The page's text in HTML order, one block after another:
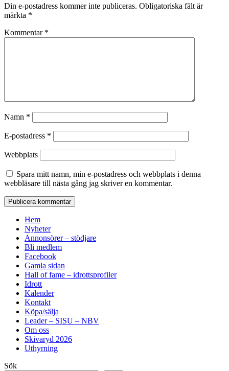
Din e-postadress kommer inte publiceras. Obligatoriska fält är
märkta *
Kommentar *
Namn *
E-postadress *
Webbplats
Spara mitt namn, min e-postadress och webbplats i denna
webbläsare till nästa gång jag skriver en kommentar.
Hem
Nyheter
Annonsörer – stödjare
Bli medlem
Facebook
Gamla sidan
Hall of fame – idrottsprofiler
Idrott
Kalender
Kontakt
Köpa/sälja
Leader – SISU – NBV
Om oss
Skivaryd 2026
Uthyrning
Sök